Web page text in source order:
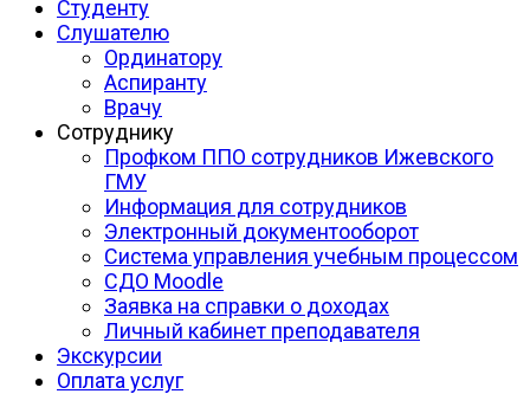
Студенту
Слушателю
Ординатору
Аспиранту
Врачу
Сотруднику
Профком ППО сотрудников Ижевского
ГМУ
Информация для сотрудников
Электронный документооборот
Система управления учебным процессом
СДО Moodle
Заявка на справки о доходах
Личный кабинет преподавателя
Экскурсии
Оплата услуг